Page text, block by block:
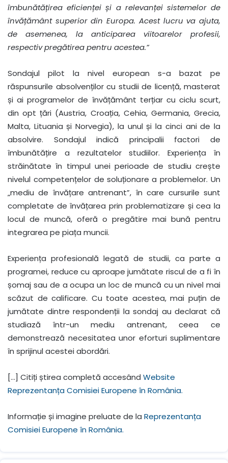
îmbunătățirea eficienței și a relevanței sistemelor de
învățământ superior din Europa. Acest lucru va ajuta,
de asemenea, la anticiparea viitoarelor profesii,
respectiv pregătirea pentru acestea.”
Sondajul pilot la nivel european s-a bazat pe
răspunsurile absolvenților cu studii de licență, masterat
și ai programelor de învățământ terțiar cu ciclu scurt,
din opt țări (Austria, Croația, Cehia, Germania, Grecia,
Malta, Lituania și Norvegia), la unul și la cinci ani de la
absolvire. Sondajul indică principalii factori de
îmbunătățire a rezultatelor studiilor. Experiența în
străinătate în timpul unei perioade de studiu crește
nivelul competențelor de soluționare a problemelor. Un
„mediu de învățare antrenant”, în care cursurile sunt
completate de învățarea prin problematizare și cea la
locul de muncă, oferă o pregătire mai bună pentru
integrarea pe piața muncii.
Experiența profesională legată de studii, ca parte a
programei, reduce cu aproape jumătate riscul de a fi în
șomaj sau de a ocupa un loc de muncă cu un nivel mai
scăzut de calificare. Cu toate acestea, mai puțin de
jumătate dintre respondenții la sondaj au declarat că
studiază într-un mediu antrenant, ceea ce
demonstrează necesitatea unor eforturi suplimentare
în sprijinul acestei abordări.
[…] Citiți știrea completă accesând Website
Reprezentanța Comisiei Europene în România.
Informație și imagine preluate de la Reprezentanța
Comisiei Europene în România.